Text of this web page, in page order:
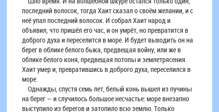
последний волосок, тогда Хаит сказал о своём желании, и с
неё упал последний волосок. И собрал Хаит народ и
объявил, что пришёл его час, и он умрёт, но превратится в
доброго духа и переселится в море. И будет выходить он на
берег в облике белого быка, предвещая войну, или же в
облике белого коня, предвещая потопы и землетрясения.
Хаит умер и, превратившись в доброго духа, переселился в
море.
Однажды, спустя семь лет, белый конь вышел из пучины
на берег — и случилось большое несчастье: море внезапно
выступило из берегов и затопило всю землю. Только